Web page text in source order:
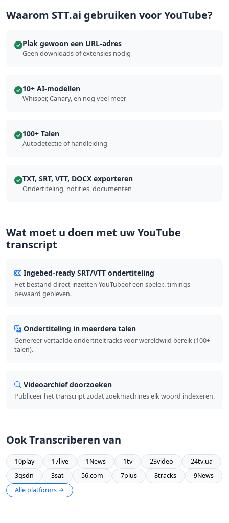
Waarom STT.ai gebruiken voor YouTube?
Plak gewoon een URL-adres
Geen downloads of extensies nodig
10+ AI-modellen
Whisper, Canary, en nog veel meer
100+ Talen
Autodetectie of handleiding
TXT, SRT, VTT, DOCX exporteren
Ondertiteling, notities, documenten
Wat moet u doen met uw YouTube
transcript
Ingebed-ready SRT/VTT ondertiteling
Het bestand direct inzetten YouTubeof een speler.. timings
bewaard gebleven.
Ondertiteling in meerdere talen
Genereer vertaalde ondertiteltracks voor wereldwijd bereik (100+
talen).
Videoarchief doorzoeken
Publiceer het transcript zodat zoekmachines elk woord indexeren.
Ook Transcriberen van
10play 17live 1News 1tv 23video
24tv.ua
3qsdn
3sat 56.com 7plus 8tracks
9News
Alle platforms →